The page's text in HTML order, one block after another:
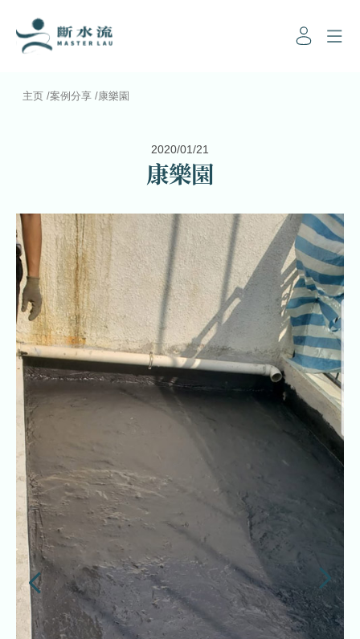
主页 /案例分享 /康樂園
2020/01/21
康樂園